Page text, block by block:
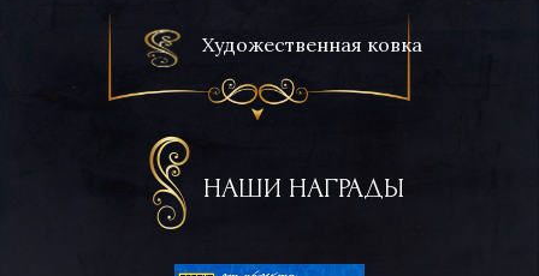
Художественная ковка
НАШИ НАГРАДЫ